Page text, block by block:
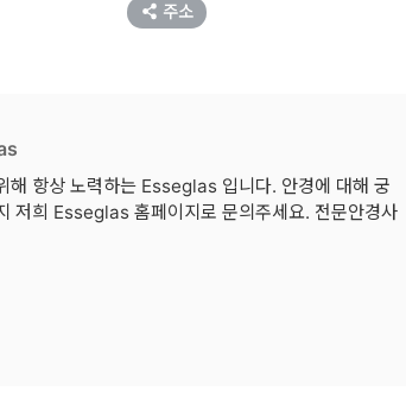
주소
해 항상 노력하는 Esseglas 입니다. 안경에 대해 궁
저희 Esseglas 홈페이지로 문의주세요. 전문안경사